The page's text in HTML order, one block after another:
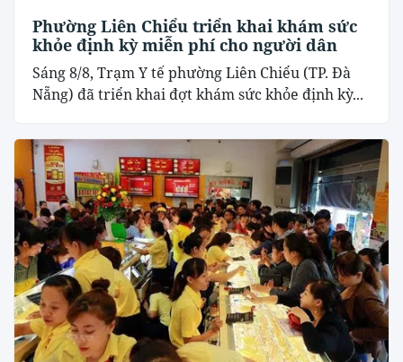
Phường Liên Chiểu triển khai khám sức
khỏe định kỳ miễn phí cho người dân
Sáng 8/8, Trạm Y tế phường Liên Chiểu (TP. Đà
Nẵng) đã triển khai đợt khám sức khỏe định kỳ...